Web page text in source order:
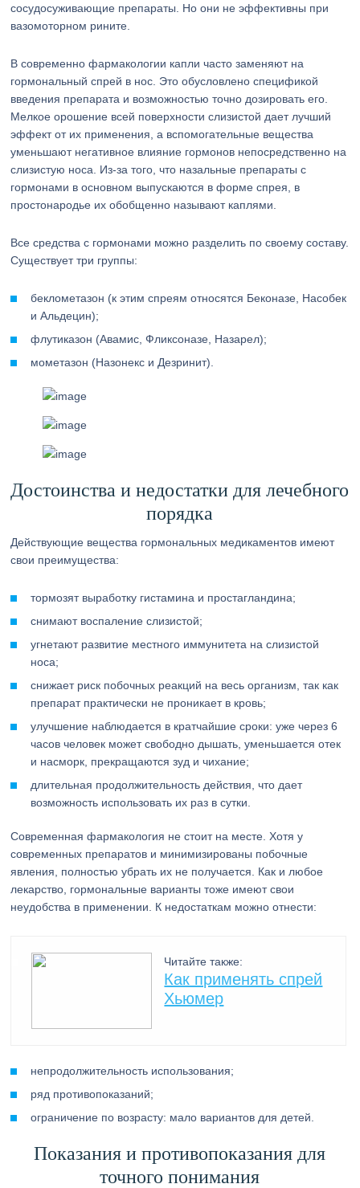
сосудосуживающие препараты. Но они не эффективны при
вазомоторном рините.
В современно фармакологии капли часто заменяют на
гормональный спрей в нос. Это обусловлено спецификой
введения препарата и возможностью точно дозировать его.
Мелкое орошение всей поверхности слизистой дает лучший
эффект от их применения, а вспомогательные вещества
уменьшают негативное влияние гормонов непосредственно на
слизистую носа. Из-за того, что назальные препараты с
гормонами в основном выпускаются в форме спрея, в
простонародье их обобщенно называют каплями.
Все средства с гормонами можно разделить по своему составу.
Существует три группы:
беклометазон (к этим спреям относятся Беконазе, Насобек
и Альдецин);
флутиказон (Авамис, Фликсоназе, Назарел);
мометазон (Назонекс и Дезринит).
Достоинства и недостатки для лечебного
порядка
Действующие вещества гормональных медикаментов имеют
свои преимущества:
тормозят выработку гистамина и простагландина;
снимают воспаление слизистой;
угнетают развитие местного иммунитета на слизистой
носа;
снижает риск побочных реакций на весь организм, так как
препарат практически не проникает в кровь;
улучшение наблюдается в кратчайшие сроки: уже через 6
часов человек может свободно дышать, уменьшается отек
и насморк, прекращаются зуд и чихание;
длительная продолжительность действия, что дает
возможность использовать их раз в сутки.
Современная фармакология не стоит на месте. Хотя у
современных препаратов и минимизированы побочные
явления, полностью убрать их не получается. Как и любое
лекарство, гормональные варианты тоже имеют свои
неудобства в применении. К недостаткам можно отнести:
Читайте также:
Как применять спрей
Хьюмер
непродолжительность использования;
ряд противопоказаний;
ограничение по возрасту: мало вариантов для детей.
Показания и противопоказания для
точного понимания